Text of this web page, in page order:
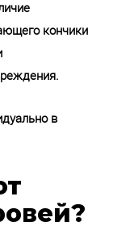
кончики
в